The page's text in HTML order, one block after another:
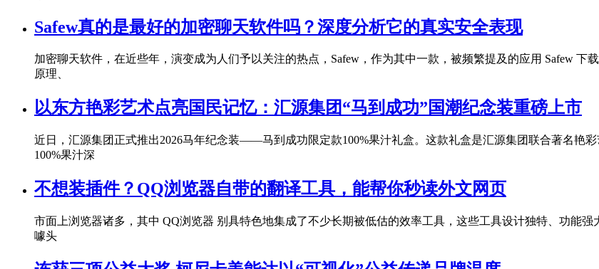
Safew真的是最好的加密聊天软件吗？深度分析它的真实安全表现
加密聊天软件，在近些年，演变成为人们予以关注的热点，Safew，作为其中一款，被频繁提及的应用 Safew
原理、
以东方艳彩艺术点亮国民记忆：汇源集团“马到成功”国潮纪念装重磅上市
近日，汇源集团正式推出2026马年纪念装——马到成功限定款100%果汁礼盒。这款礼盒是汇源集团联合著名艳
100%果汁深
不想装插件？QQ浏览器自带的翻译工具，能帮你秒读外文网页
市面上浏览器诸多，其中 QQ浏览器 别具特色地集成了不少长期被低估的效率工具，这些工具设计独特、功能
噱头